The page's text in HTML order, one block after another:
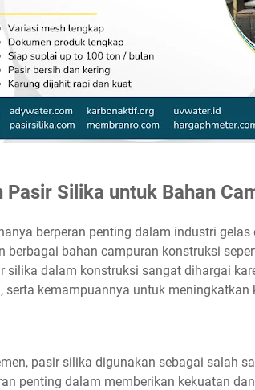
Pasir Silika untuk Bahan
berperan penting dalam industri
berbagai bahan campuran konstruksi
silika dalam konstruksi sangat dihargai
serta kemampuannya untuk meningkatkan
pasir silika digunakan sebagai salah
penting dalam memberikan kekuatan